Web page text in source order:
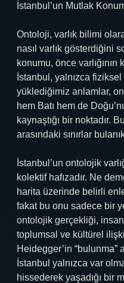
İstanbul’un Mutlak
Ontoloji, varlık bilimi
nasıl varlık gösterdiğini
konumu, önce
İstanbul, yalnızca
yüklediğimiz anlamlar,
hem Batı hem de
kaynaştığı bir noktadır.
arasındaki sınırlar
İstanbul’un ontolojik
kolektif hafızadır. Ne
harita üzerinde belirli
fakat bu onu sadece bir
ontolojik gerçekliği,
toplumsal ve kültürel
Heidegger’in “bulunma”
İstanbul yalnızca var
hissederek yaşadığı bir